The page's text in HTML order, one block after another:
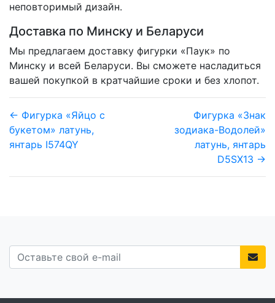
неповторимый дизайн.
Доставка по Минску и Беларуси
Мы предлагаем доставку фигурки «Паук» по
Минску и всей Беларуси. Вы сможете насладиться
вашей покупкой в кратчайшие сроки и без хлопот.
← Фигурка «Яйцо с
букетом» латунь,
янтарь I574QY
Фигурка «Знак
зодиака-Водолей»
латунь, янтарь
D5SX13 →